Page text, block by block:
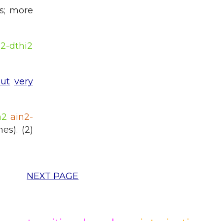
more
dthi2
very
ain2-
(2)
NEXT PAGE